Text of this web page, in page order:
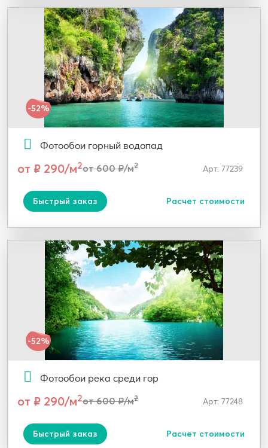
-52%
Фотообои горный водопад
от ₽ 290/м2от 600 ₽/м2 Арт: 77239
Быстрый заказ Расчет стоимости
-52%
Фотообои река среди гор
от ₽ 290/м2от 600 ₽/м2 Арт: 77248
Быстрый заказ Расчет стоимости